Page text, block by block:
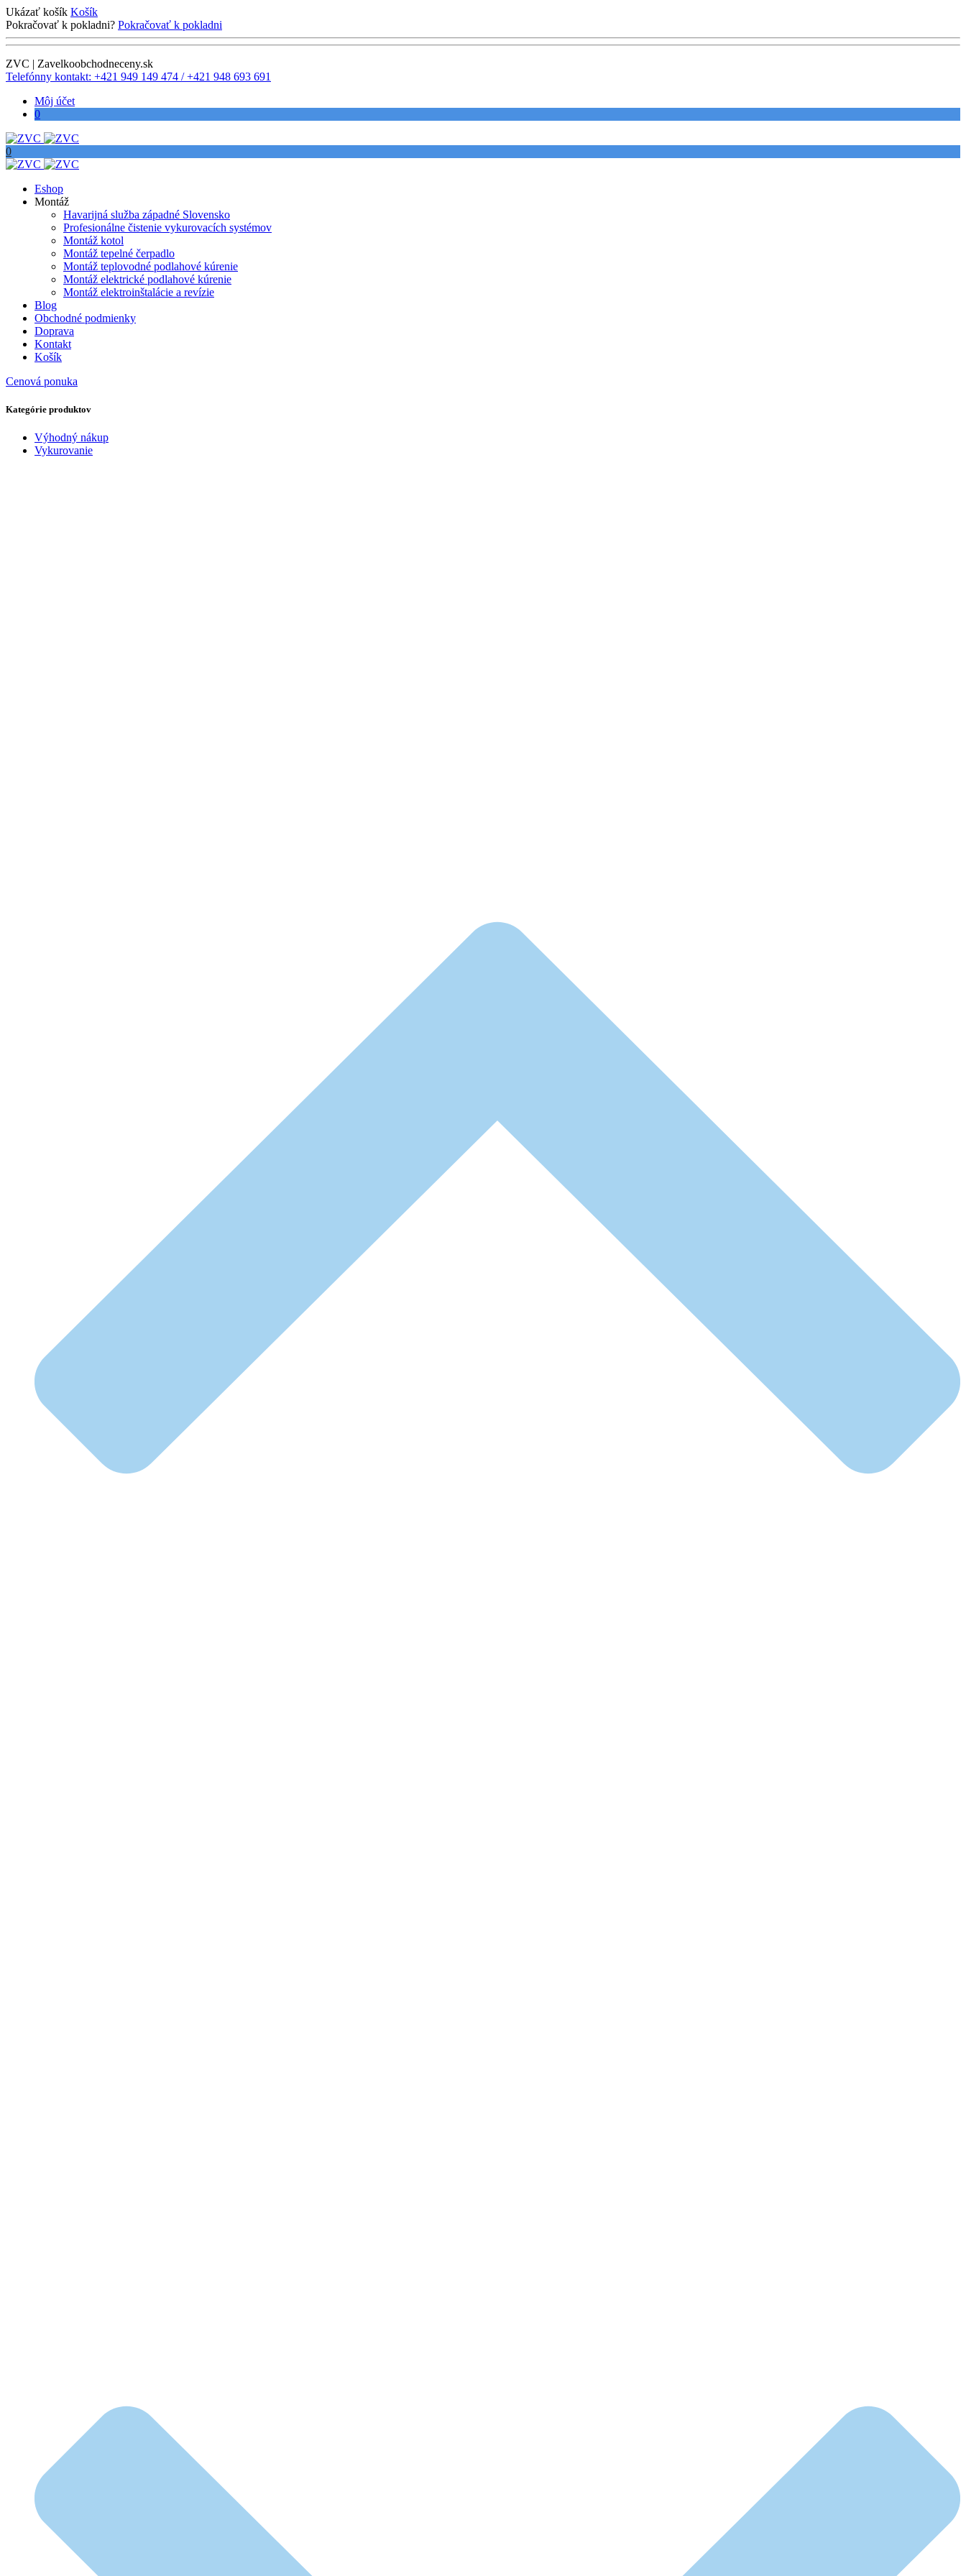
Ukázať košík Košík
Pokračovať k pokladni? Pokračovať k pokladni
ZVC | Zavelkoobchodneceny.sk
Telefónny kontakt: +421 949 149 474 / +421 948 693 691
Môj účet
0
0
Eshop
Montáž
Havarijná služba západné Slovensko
Profesionálne čistenie vykurovacích systémov
Montáž kotol
Montáž tepelné čerpadlo
Montáž teplovodné podlahové kúrenie
Montáž elektrické podlahové kúrenie
Montáž elektroinštalácie a revízie
Blog
Obchodné podmienky
Doprava
Kontakt
Košík
Cenová ponuka
Kategórie produktov
Výhodný nákup
Vykurovanie